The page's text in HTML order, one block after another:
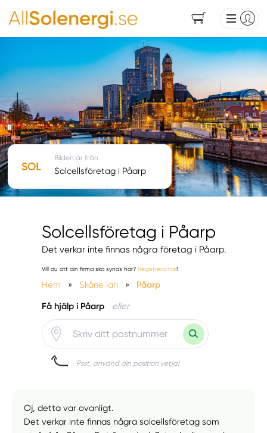
Solcellsföretag i Påarp
Det verkar inte finnas några företag i Påarp.
Vill du att din firma ska synas här? Registrera här!
Hem » Skåne län » Påarp
Få hjälp i Påarp eller
Psst, använd din position vetja!
Bilden är från
Solcellsföretag i Påarp
Oj, detta var ovanligt.
Det verkar inte finnas några solcellsföretag som